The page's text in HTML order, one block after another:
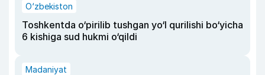
O‘zbekiston
Toshkentda o‘pirilib tushgan yo‘l qurilishi bo‘yicha
6 kishiga sud hukmi o‘qildi
Madaniyat